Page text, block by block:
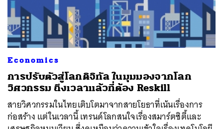
Economics
การปรับตัวสู่โลกดิจิทัล ในมุมมองจากโลก
วิศวกรรม ถึงเวลาแล้วที่ต้อง Reskill
สายวิศวกรรมในไทยเติบโตมาจากสายโยธาที่เน้นเรื่องการ
ก่อสร้าง แต่ในเวลานี้ เทรนด์โลกสนใจเรื่องสมาร์ตซิตี้และ